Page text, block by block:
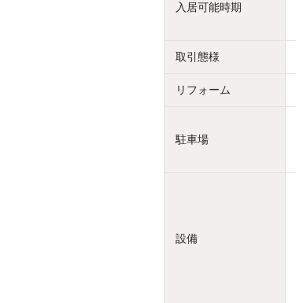
入居可能時期
取引態様
リフォーム
駐車場
設備